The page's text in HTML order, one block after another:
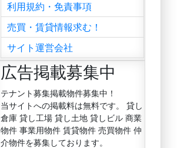
利用規約・免責事項
売買・賃貸情報求む！
サイト運営会社
広告掲載募集中
テナント募集掲載物件募集中！
当サイトへの掲載料は無料です。 貸し
倉庫 貸し工場 貸し土地 貸しビル 商業
物件 事業用物件 賃貸物件 売買物件 仲
介物件を募集しております。